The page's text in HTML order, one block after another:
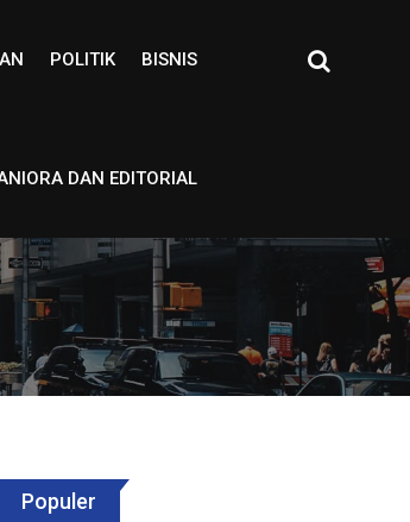
POLITIK BISNIS
DAN EDITORIAL
Populer